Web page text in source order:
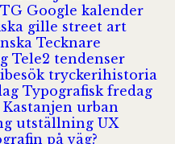
Google kalender
gille street art
Tecknare
Tele2 tendenser
tryckerihistoria
Typografisk fredag
urban
utställning UX
på väg?